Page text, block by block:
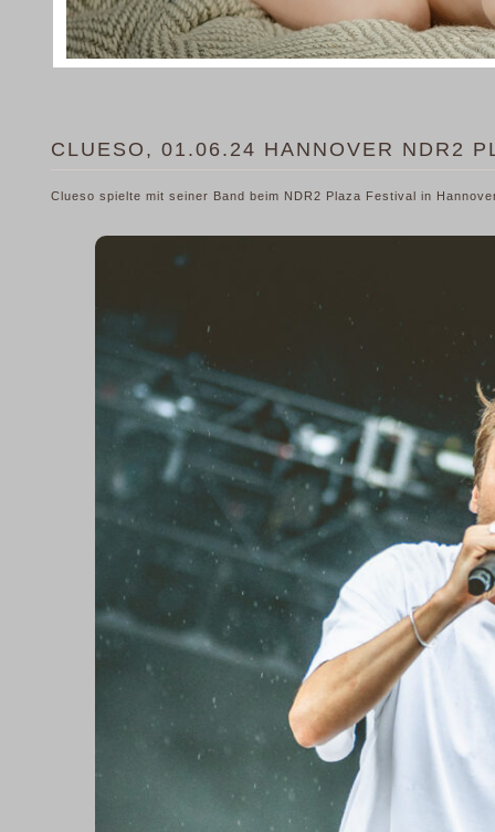
CLUESO, 01.06.24 HANNOVER NDR2
Clueso spielte mit seiner Band beim NDR2 Plaza Festival in